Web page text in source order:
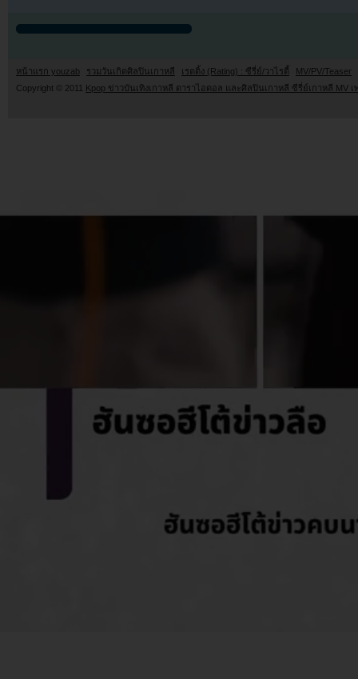
หน้าแรก youzab รวมวันเกิดศิลปินเกาหลี เรตติ้ง (Rating) : ซีรี่ย์/วาไรตี้
MV/PV/Teaser
Copyright © 2011 Kpop ข่าวบันเทิงเกาหลี ดาราไอดอล และศิลปินเกาหลี ซีรี่ย์เกาหลี MV